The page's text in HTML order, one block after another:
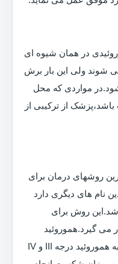
در همان شیوه ای
شوند ولی این بار برش
مواردی که محل
از ترکیبی از
روشهای درمان برای
نام های دیگری دارد
روش برای
می گیرد.هموروئید
کتومی استاپلر،عمدتا در بیماران مبتلا به هموروئید درجه III و IV